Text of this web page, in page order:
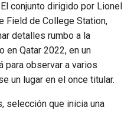
El conjunto dirigido por Lionel
Field de College Station,
detalles rumbo a la
Qatar 2022, en un
para observar a varios
un lugar en el once titular.
selección que inicia una